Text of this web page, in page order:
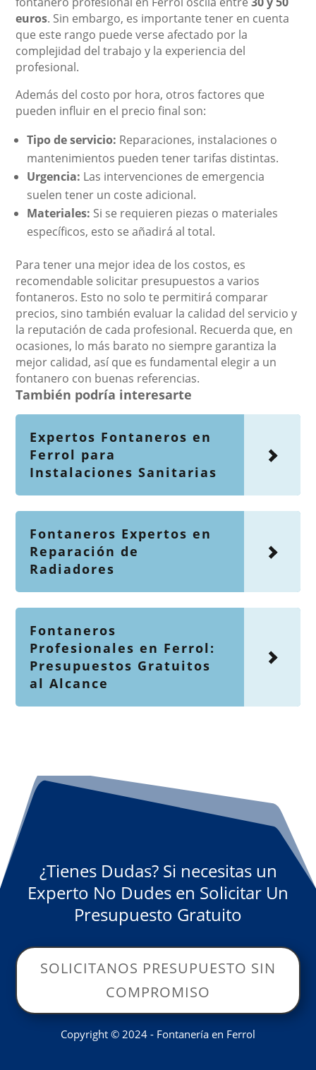
euros. Sin embargo, es importante tener en cuenta
que este rango puede verse afectado por la
complejidad del trabajo y la experiencia del
profesional.
Además del costo por hora, otros factores que
pueden influir en el precio final son:
Tipo de servicio: Reparaciones, instalaciones o
mantenimientos pueden tener tarifas distintas.
Urgencia: Las intervenciones de emergencia
suelen tener un coste adicional.
Materiales: Si se requieren piezas o materiales
específicos, esto se añadirá al total.
Para tener una mejor idea de los costos, es
recomendable solicitar presupuestos a varios
fontaneros. Esto no solo te permitirá comparar
precios, sino también evaluar la calidad del servicio y
la reputación de cada profesional. Recuerda que, en
ocasiones, lo más barato no siempre garantiza la
mejor calidad, así que es fundamental elegir a un
fontanero con buenas referencias.
También podría interesarte
Expertos Fontaneros en
Ferrol para
Instalaciones Sanitarias
Fontaneros Expertos en
Reparación de
Radiadores
Fontaneros
Profesionales en Ferrol:
Presupuestos Gratuitos
al Alcance
¿Tienes Dudas? Si necesitas un
Experto No Dudes en Solicitar Un
Presupuesto Gratuito
SOLICITANOS PRESUPUESTO SIN
COMPROMISO
Copyright © 2024 - Fontanería en Ferrol